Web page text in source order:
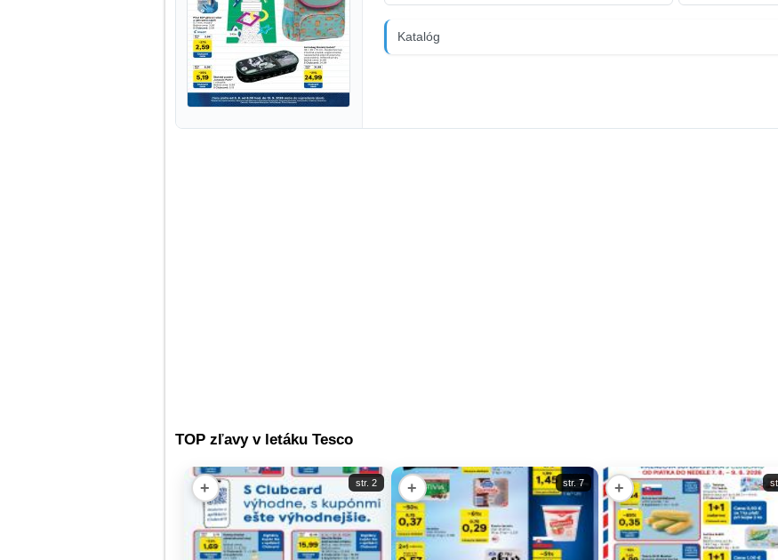
Katalóg
TOP zľavy v letáku Tesco
+ str. 2 + str. 7 +